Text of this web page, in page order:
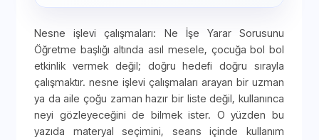
Nesne işlevi çalışmaları: Ne İşe Yarar Sorusunu
Öğretme başlığı altında asıl mesele, çocuğa bol bol
etkinlik vermek değil; doğru hedefi doğru sırayla
çalışmaktır. nesne işlevi çalışmaları arayan bir uzman
ya da aile çoğu zaman hazır bir liste değil, kullanınca
neyi gözleyeceğini de bilmek ister. O yüzden bu
yazıda materyal seçimini, seans içinde kullanım